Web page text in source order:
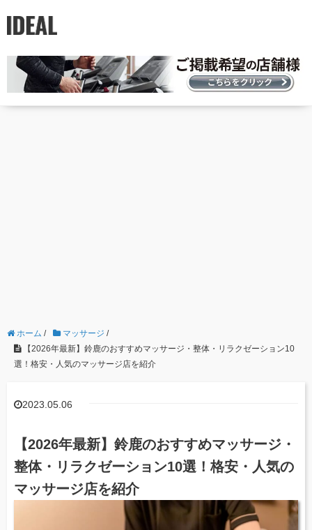
ホーム / マッサージ /
【2026年最新】鈴鹿のおすすめマッサージ・整体・リラクゼーション10
選！格安・人気のマッサージ店を紹介
2023.05.06
【2026年最新】鈴鹿のおすすめマッサージ・
整体・リラクゼーション10選！格安・人気の
マッサージ店を紹介